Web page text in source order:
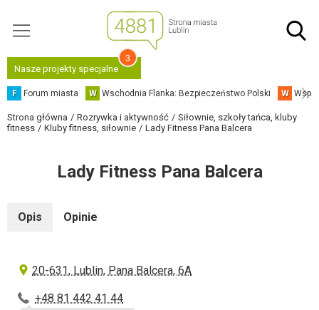
Nasze projekty specjalne
3
F Forum miasta W Wschodnia Flanka: Bezpieczeństwo Polski W
Strona główna Rozrywka i aktywność
Siłownie, szkoły tańca, kluby
fitness
Kluby fitness, siłownie Lady Fitness Pana Balcera
Lady Fitness Pana Balcera
Opis Opinie
20-631, Lublin, Pana Balcera, 6A
+48 81 442 41 44